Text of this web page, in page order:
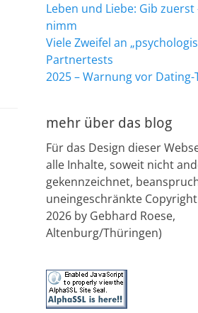
Leben und Liebe: Gib zuerst
nimm
Viele Zweifel an
Partnertests
2025 – Warnung vor Dating-
mehr über das blog
Für das Design dieser
alle Inhalte, soweit nicht
gekennzeichnet,
uneingeschränkte
2026 by Gebhard Roese,
Altenburg/Thüringen)